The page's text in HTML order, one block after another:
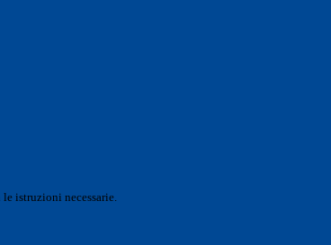
istruzioni necessarie.